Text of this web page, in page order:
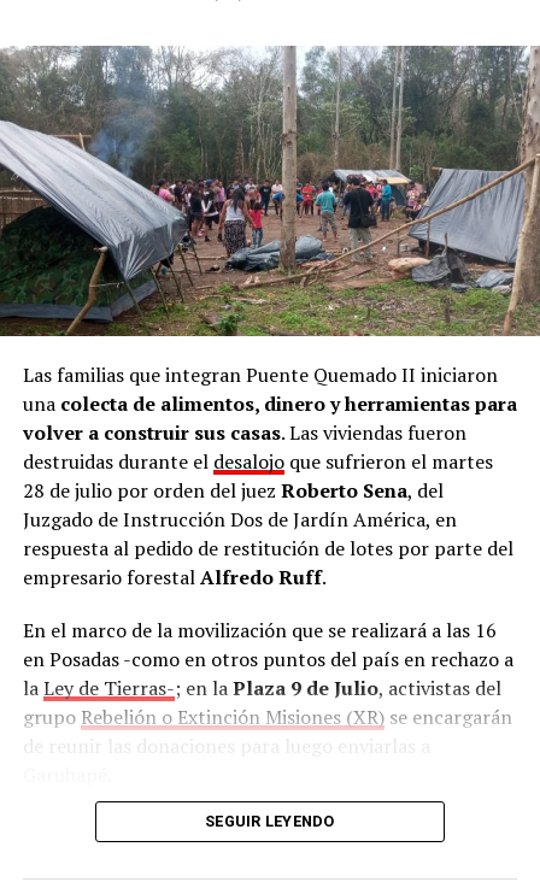
Las familias que integran Puente Quemado II iniciaron
unacolecta de alimentos, dinero y herramientas para
volver a construir sus casas. Las viviendas fueron
destruidas durante el desalojoque sufrieron el martes
28 de julio por orden del juez Roberto Sena, del
Juzgado de Instrucción Dos de Jardín América, en
respuesta al pedido de restitución de lotes por parte del
empresario forestalAlfredo Ruff.
En el marco de la movilización que se realizará a las 16
en Posadas -como en otros puntos del país en rechazo a
laLey de Tierras-; en laPlaza 9 de Julio, activistas del
grupo Rebelión o Extinción Misiones (XR)se encargarán
de reunir las donaciones para luego enviarlas a
Además, la Asociación Trabajadores del Estado (ATE),
SEGUIR LEYENDO